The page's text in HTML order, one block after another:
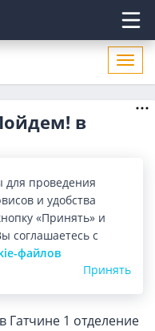
в
в Гатчине по
контактные
Карта Список
Гатчине 1 отделение
проведения
и удобства
«Принять» и
соглашаетесь с
файлов
Принять